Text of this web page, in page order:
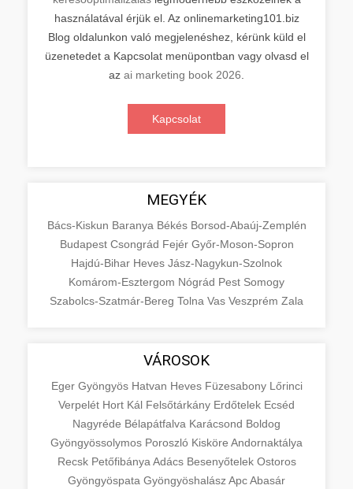
használatával érjük el. Az onlinemarketing101.biz
Blog oldalunkon való megjelenéshez, kérünk küld el
üzenetedet a Kapcsolat menüpontban vagy olvasd el
az ai marketing book 2026
Kapcsolat
MEGYÉK
Bács-Kiskun Baranya Békés Borsod-Abaúj-Zemplén
Budapest Csongrád Fejér Győr-Moson-Sopron
Hajdú-Bihar Heves Jász-Nagykun-Szolnok
Komárom-Esztergom Nógrád Pest Somogy
Szabolcs-Szatmár-Bereg Tolna Vas Veszprém Zala
VÁROSOK
Eger Gyöngyös Hatvan Heves Füzesabony Lőrinci
Verpelét Hort Kál Felsőtárkány Erdőtelek Ecséd
Nagyréde Bélapátfalva Karácsond Boldog
Gyöngyössolymos Poroszló Kisköre Andornaktálya
Recsk Petőfibánya Adács Besenyőtelek Ostoros
Gyöngyöspata Gyöngyöshalász ApcAbasár